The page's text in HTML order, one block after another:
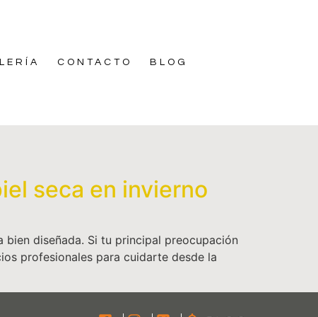
CONTACTO BLOG
seca en invierno
diseñada. Si tu principal preocupación
profesionales para cuidarte desde la